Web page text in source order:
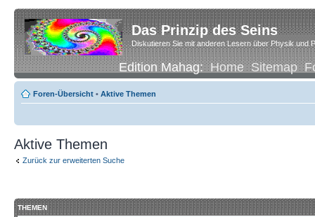
Das Prinzip des Seins
Diskutieren Sie mit anderen Lesern über Physik und
Edition Mahag:Home Sitemap
Foren-Übersicht • Aktive Themen
Aktive Themen
Zurück zur erweiterten Suche
THEMEN